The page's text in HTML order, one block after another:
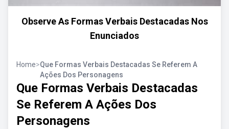
Observe As Formas Verbais Destacadas Nos
Enunciados
Home>Que Formas Verbais Destacadas Se Referem A
Ações Dos Personagens
Que Formas Verbais Destacadas
Se Referem A Ações Dos
Personagens